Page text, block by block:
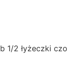
1/2 łyżeczki